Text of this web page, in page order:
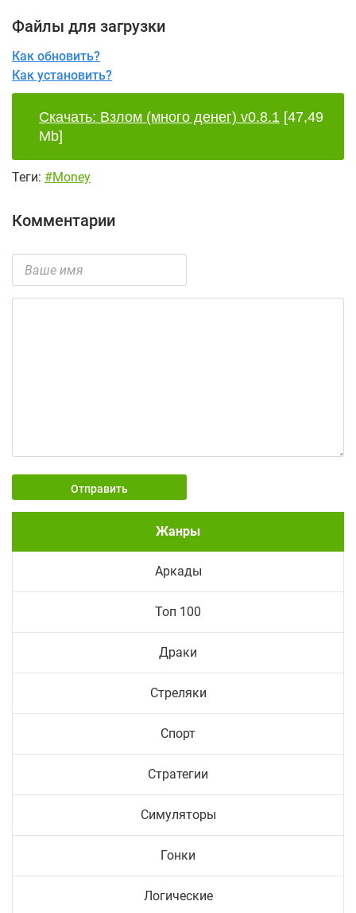
Файлы для загрузки
Как обновить?
Как установить?
Скачать: Взлом (много денег) v0.8.1 [47,49
Mb]
Теги: #Money
Комментарии
Отправить
Жанры
Аркады
Топ 100
Драки
Стреляки
Спорт
Стратегии
Симуляторы
Гонки
Логические